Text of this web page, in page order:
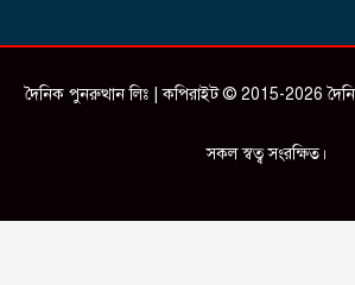
দৈনিক পুনরুত্থান লিঃ | কপিরাইট © 2015-2026
সকল স্বত্ব সংরক্ষিত।